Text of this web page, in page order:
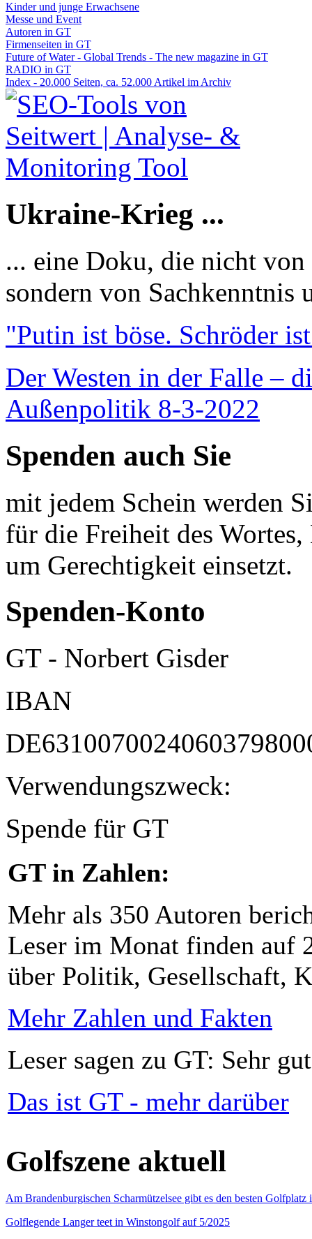
Kinder und junge Erwachsene
Messe und Event
Autoren in GT
Firmenseiten in GT
Future of Water - Global Trends - The new magazine in GT
RADIO in GT
Index - 20.000 Seiten, ca. 52.000 Artikel im Archiv
Ukraine-Krieg ...
... eine Doku, die nicht
sondern von Sachkenntnis
"Putin ist böse. Schröder
Der Westen in der Falle –
Außenpolitik 8-3-2022
Spenden auch Sie
mit jedem Schein werden
für die Freiheit des
um Gerechtigkeit einsetzt.
Spenden-Konto
GT - Norbert Gisder
IBAN
Verwendungszweck:
Spende für GT
GT in Zahlen:
Mehr als 350 Autoren
Leser im Monat finden auf
über Politik, Gesellschaft,
Mehr Zahlen und Fakten
Leser sagen zu GT: Sehr
Das ist GT - mehr darüber
Golfszene aktuell
Am Brandenburgischen Scharmützelsee gibt es den besten
Golflegende Langer teet in Winstongolf auf 5/2025